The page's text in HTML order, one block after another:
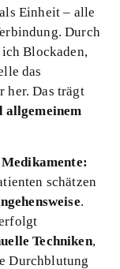
Einheit – alle
Durch
Blockaden,
das
her. Das trägt
schätzen
.
Techniken,
Durchblutung